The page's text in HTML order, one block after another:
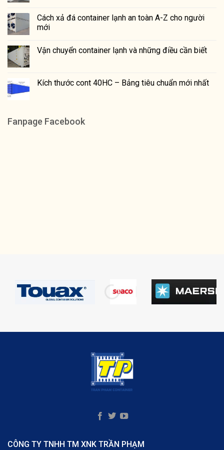
Cách xả đá container lạnh an toàn A-Z cho người
mới
Vận chuyển container lạnh và những điều cần biết
Kích thước cont 40HC – Bảng tiêu chuẩn mới nhất
Fanpage Facebook
CÔNG TY TNHH TM XNK TRẦN PHẠM